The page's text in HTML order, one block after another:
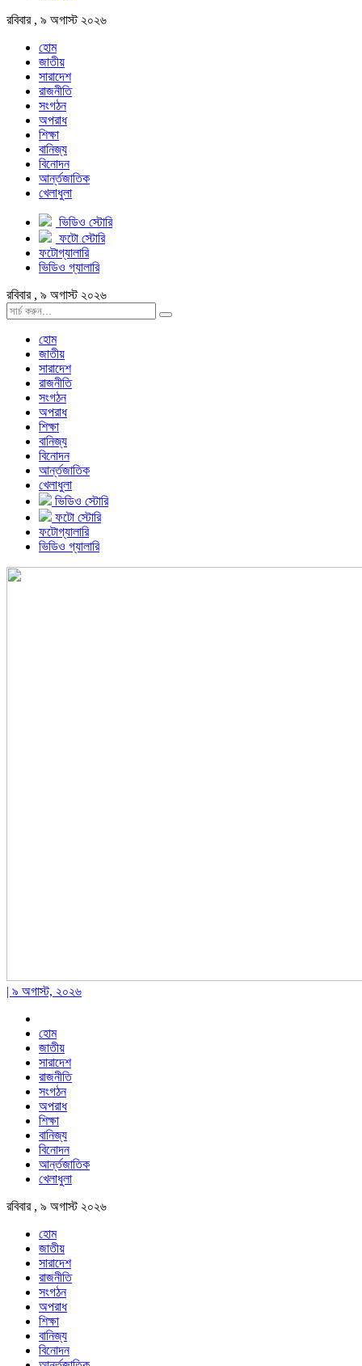
রবিবার , ৯ অগাস্ট ২০২৬
হোম
জাতীয়
সারাদেশ
রাজনীতি
সংগঠন
অপরাধ
শিক্ষা
বানিজ্য
বিনোদন
আর্ন্তজাতিক
খেলাধুলা
ভিডিও স্টোরি
ফটো স্টোরি
ফটোগ্যালারি
ভিডিও গ্যালারি
রবিবার , ৯ অগাস্ট ২০২৬
হোম
জাতীয়
সারাদেশ
রাজনীতি
সংগঠন
অপরাধ
শিক্ষা
বানিজ্য
বিনোদন
আর্ন্তজাতিক
খেলাধুলা
ভিডিও স্টোরি
ফটো স্টোরি
ফটোগ্যালারি
ভিডিও গ্যালারি
| ৯ অগাস্ট, ২০২৬
হোম
জাতীয়
সারাদেশ
রাজনীতি
সংগঠন
অপরাধ
শিক্ষা
বানিজ্য
বিনোদন
আর্ন্তজাতিক
খেলাধুলা
রবিবার , ৯ অগাস্ট ২০২৬
হোম
জাতীয়
সারাদেশ
রাজনীতি
সংগঠন
অপরাধ
শিক্ষা
বানিজ্য
বিনোদন